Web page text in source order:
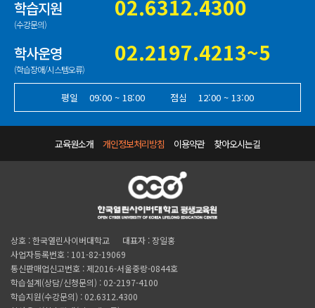
학습지원
(수강문의)
02.6312.4300
학사운영
(학습장애/시스템오류)
02.2197.4213~5
평일 09:00 ~ 18:00 점심 12:00 ~ 13:00
교육원소개 개인정보처리방침 이용약관 찾아오시는길
상호 : 한국열린사이버대학교
대표자 : 장일홍
사업자등록번호 : 101-82-19069
통신판매업신고번호 : 제2016-서울중랑-0844호
학습설계(상담/신청문의) : 02-2197-4100
학습지원(수강문의) : 02.6312.4300